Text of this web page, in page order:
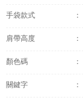
手袋款式 ：
肩帶高度 ：
顏色碼 ：
關鍵字 ：